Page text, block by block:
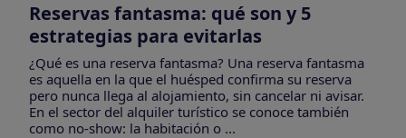
Reservas fantasma: qué son y 5
estrategias para evitarlas
¿Qué es una reserva fantasma? Una reserva fantasma
es aquella en la que el huésped confirma su reserva
pero nunca llega al alojamiento, sin cancelar ni avisar.
En el sector del alquiler turístico se conoce también
como no-show: la habitación o ...